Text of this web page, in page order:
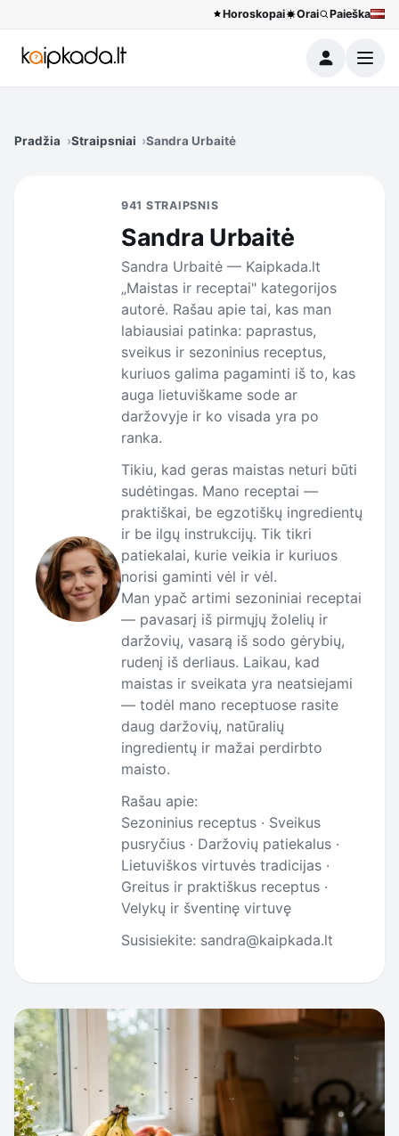
Horoskopai Orai Paieška
Meniu
Pradžia Straipsniai Sandra Urbaitė
941 STRAIPSNIS
Sandra Urbaitė
Sandra Urbaitė — Kaipkada.lt
„Maistas ir receptai" kategorijos
autorė. Rašau apie tai, kas man
labiausiai patinka: paprastus,
sveikus ir sezoninius receptus,
kuriuos galima pagaminti iš to, kas
auga lietuviškame sode ar
daržovyje ir ko visada yra po
ranka.
Tikiu, kad geras maistas neturi būti
sudėtingas. Mano receptai —
praktiškai, be egzotiškų ingredientų
ir be ilgų instrukcijų. Tik tikri
patiekalai, kurie veikia ir kuriuos
norisi gaminti vėl ir vėl.
Man ypač artimi sezoniniai receptai
— pavasarį iš pirmųjų žolelių ir
daržovių, vasarą iš sodo gėrybių,
rudenį iš derliaus. Laikau, kad
maistas ir sveikata yra neatsiejami
— todėl mano receptuose rasite
daug daržovių, natūralių
ingredientų ir mažai perdirbto
maisto.
Rašau apie:
Sezoninius receptus · Sveikus
pusryčius · Daržovių patiekalus ·
Lietuviškos virtuvės tradicijas ·
Greitus ir praktiškus receptus ·
Velykų ir šventinę virtuvę
Susisiekite: sandra@kaipkada.lt